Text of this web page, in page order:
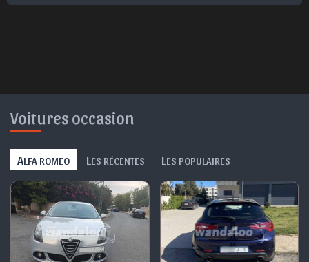
Voitures occasion
ALFA ROMEO L ES RÉCENTES L ES POPULAIRES